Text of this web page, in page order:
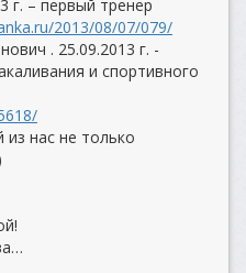
г. – первый тренер
2013/08/07/079/
. 25.09.2013 г. -
и спортивного
нас не только